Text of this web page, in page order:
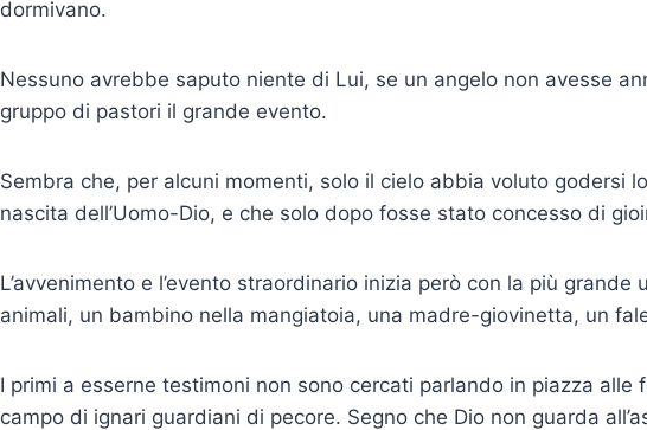
dormivano.
Nessuno avrebbe saputo niente di Lui, se un angelo non avesse
gruppo di pastori il grande evento.
Sembra che, per alcuni momenti, solo il cielo abbia voluto godersi
nascita dell’Uomo-Dio, e che solo dopo fosse stato con­cesso di
L’avvenimento e l’evento straordinario inizia però con la più grande
animali, un bambino nella mangiatoia, una madre-giovinetta, un
I primi a esserne testimoni non sono cercati parlando in piazza alle
campo di ignari guardiani di pecore. Segno che Dio non guarda